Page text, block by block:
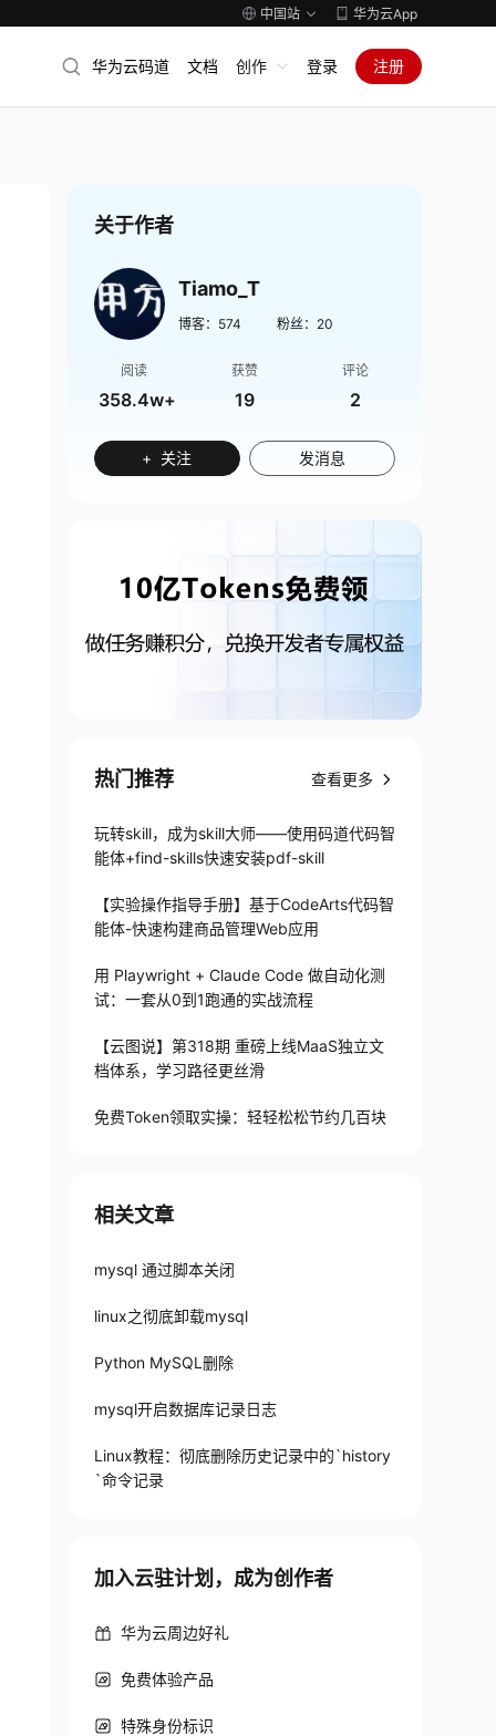
中国站 华为云App
华为云码道 文档 创作 登录 注册
关于作者
Tiamo_T
博客： 574 粉丝： 20
阅读
358.4w+
获赞
19
评论
2
+ 关注 发消息
热门推荐 查看更多
玩转skill，成为skill大师——使用码道代码智
能体+find-skills快速安装pdf-skill
【实验操作指导手册】基于CodeArts代码智
能体-快速构建商品管理Web应用
用 Playwright + Claude Code 做自动化测
试：一套从0到1跑通的实战流程
【云图说】第318期 重磅上线MaaS独立文
档体系，学习路径更丝滑
免费Token领取实操：轻轻松松节约几百块
相关文章
mysql 通过脚本关闭
linux之彻底卸载mysql
Python MySQL删除
mysql开启数据库记录日志
Linux教程：彻底删除历史记录中的`history
`命令记录
加入云驻计划，成为创作者
华为云周边好礼
免费体验产品
特殊身份标识